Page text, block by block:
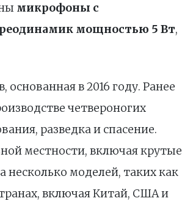
микрофоны с
мощностью 5 Вт,
в 2016 году. Ранее
четвероногих
разведка и спасение.
местности, включая крутые
несколько моделей, таких как
включая Китай, США и